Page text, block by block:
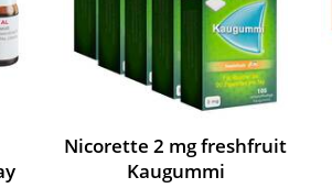
Nicorette 2 mg freshfruit
Kaugummi